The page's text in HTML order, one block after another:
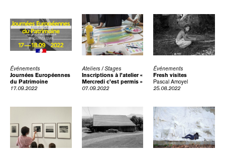
Événements
Journées Européennes
du Patrimoine
17.09.2022
Ateliers / Stages
Inscriptions à l’atelier «
Mercredi c’est permis »
07.09.2022
Événements
Fresh visites
Pascal Amoyel
25.08.2022